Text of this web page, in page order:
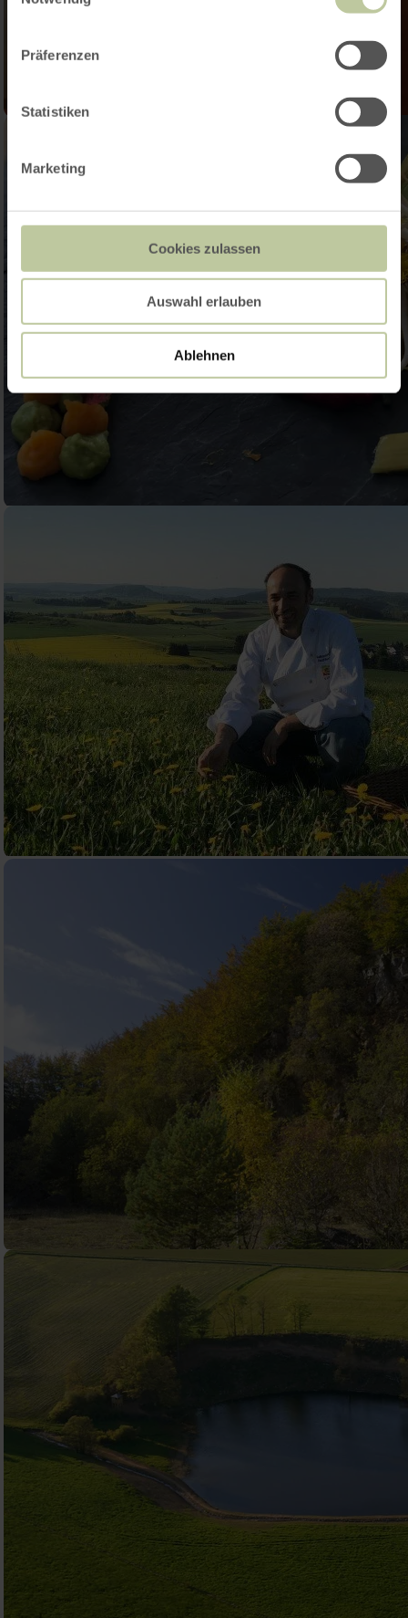
Präferenzen
Statistiken
Marketing
Cookies zulassen
Auswahl erlauben
Ablehnen